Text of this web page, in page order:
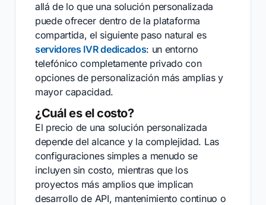
allá de lo que una solución personalizada
puede ofrecer dentro de la plataforma
compartida, el siguiente paso natural es
servidores IVR dedicados: un entorno
telefónico completamente privado con
opciones de personalización más amplias y
mayor capacidad.
¿Cuál es el costo?
El precio de una solución personalizada
depende del alcance y la complejidad. Las
configuraciones simples a menudo se
incluyen sin costo, mientras que los
proyectos más amplios que implican
desarrollo de API, mantenimiento continuo o